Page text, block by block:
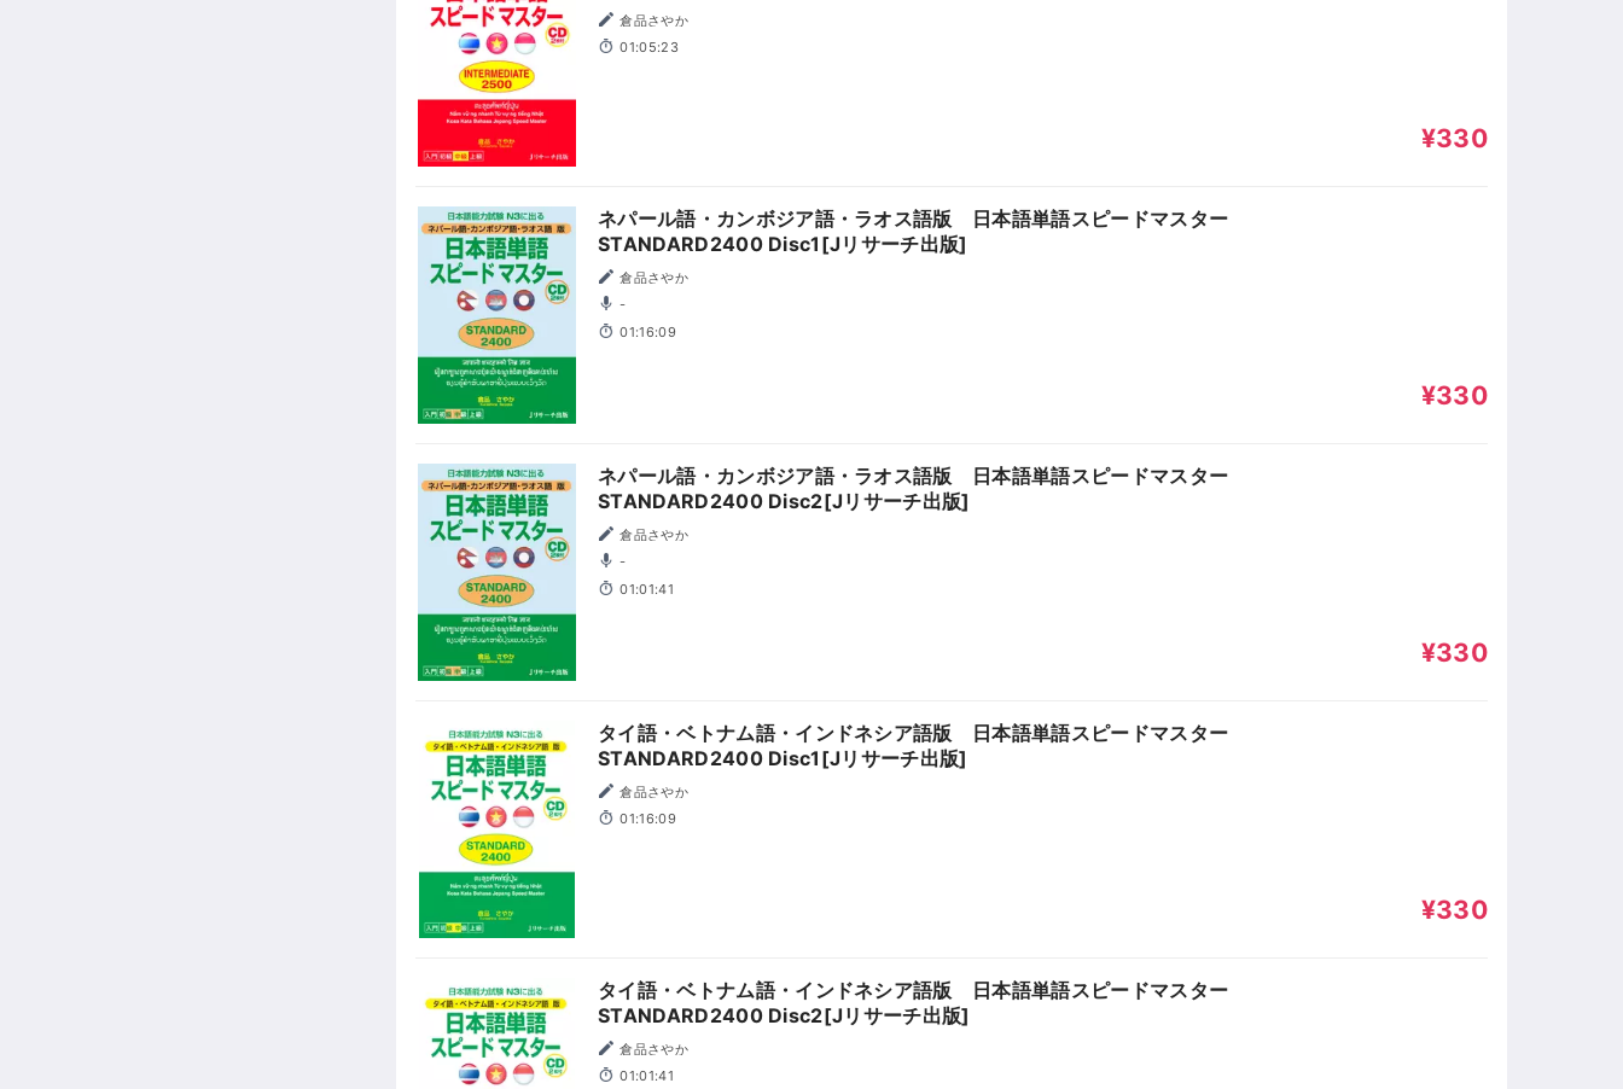
倉品さやか
01:05:23
¥330
ネパール語・カンボジア語・ラオス語版 日本語単語スピードマスター
STANDARD2400 Disc1[Jリサーチ出版]
倉品さやか
-
01:16:09
¥330
ネパール語・カンボジア語・ラオス語版 日本語単語スピードマスター
STANDARD2400 Disc2[Jリサーチ出版]
倉品さやか
-
01:01:41
¥330
タイ語・ベトナム語・インドネシア語版 日本語単語スピードマスター
STANDARD2400 Disc1[Jリサーチ出版]
倉品さやか
01:16:09
¥330
タイ語・ベトナム語・インドネシア語版 日本語単語スピードマスター
STANDARD2400 Disc2[Jリサーチ出版]
倉品さやか
01:01:41